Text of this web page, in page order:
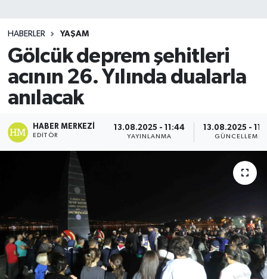
HABERLER YAŞAM
Gölcük deprem şehitleri
acının 26. Yılında dualarla
anılacak
HABER MERKEZI
EDITÖR
13.08.2025 - 11:44
YAYINLANMA
13.08.2025 -
GÜNCELLEME
Teknoloji
TRABZON